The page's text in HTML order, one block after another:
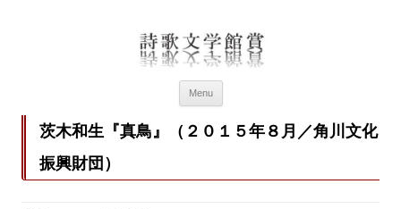
詩歌文学館賞
Menu
茨木和生『真鳥』（２０１５年８月／角川文化
振興財団）